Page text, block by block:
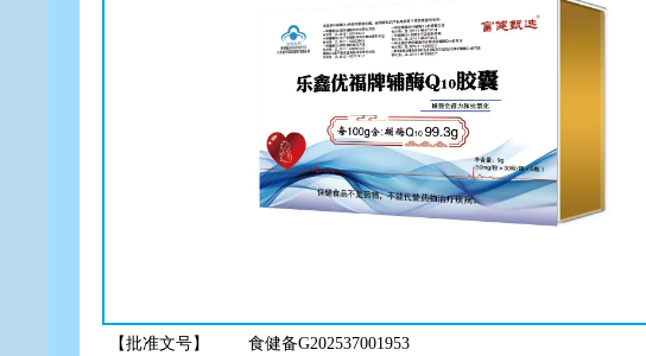
【批准文号】 食健备G202537001953